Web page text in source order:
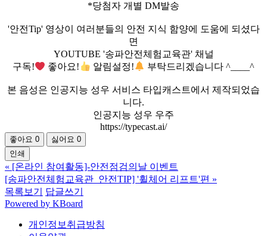
*당첨자 개별 DM발송
'안전Tip' 영상이 여러분들의 안전 지식 함양에 도움에 되셨다
면
YOUTUBE '송파안전체험교육관' 채널
구독!
좋아요! 알림설정! 부탁드리겠습니다 ^____^
본 음성은 인공지능 성우 서비스 타입캐스트에서 제작되었습
니다.
인공지능 성우 우주
https://typecast.ai/
좋아요 0 싫어요 0
인쇄
« [온라인 참여활동]-안전점검의날 이벤트
[송파안전체험교육관_안전TIP] '휠체어 리프트'편 »
목록보기
답글쓰기
Powered by KBoard
개인정보취급방침